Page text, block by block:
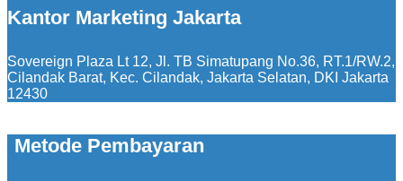
Kantor Marketing Jakarta
Sovereign Plaza Lt 12, Jl. TB Simatupang No.36, RT.1/RW.2,
Cilandak Barat, Kec. Cilandak, Jakarta Selatan, DKI Jakarta
12430
Metode Pembayaran